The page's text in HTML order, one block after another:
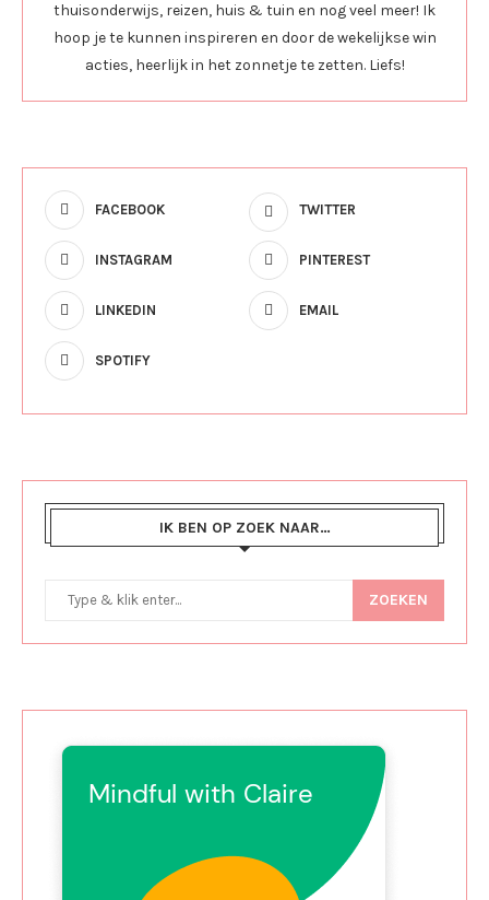
thuisonderwijs, reizen, huis & tuin en nog veel meer! Ik
hoop je te kunnen inspireren en door de wekelijkse win
acties, heerlijk in het zonnetje te zetten. Liefs!
FACEBOOK TWITTER
INSTAGRAM PINTEREST
LINKEDIN EMAIL
SPOTIFY
IK BEN OP ZOEK NAAR…
ZOEKEN